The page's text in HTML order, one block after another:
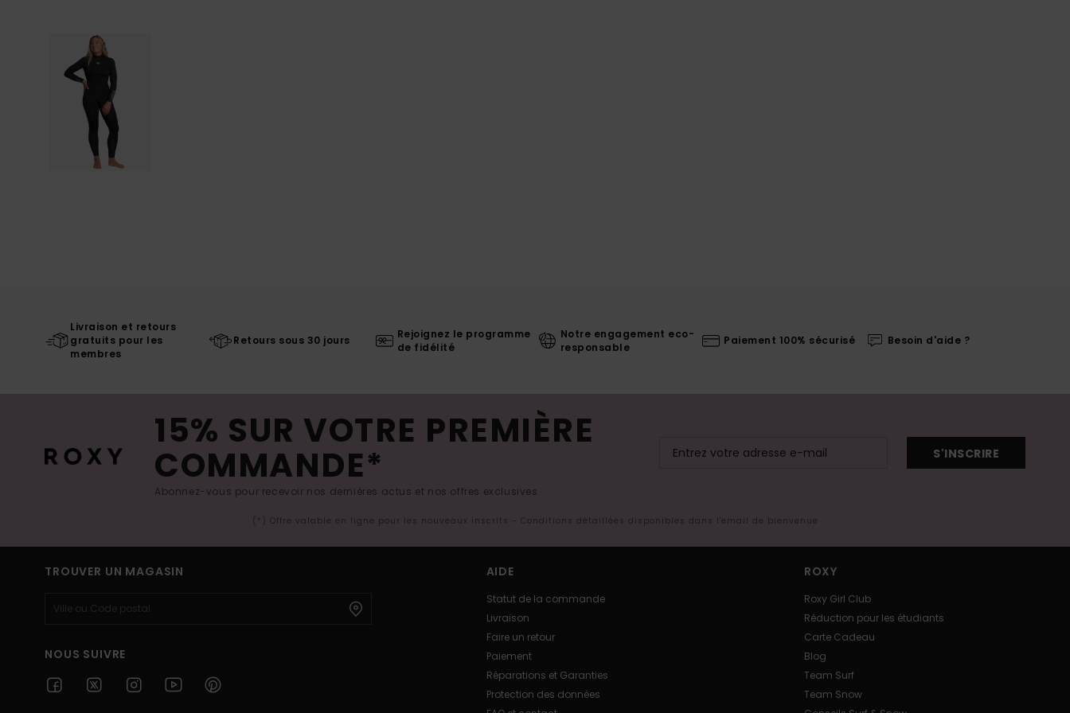
Livraison et retours
gratuits pour les
membres
Retours sous 30 jours
Rejoignez le programme
de fidélité
Notre engagement eco-
responsable
Paiement 100% sécurisé Besoin d'aide ?
15% SUR VOTRE PREMIÈRE
COMMANDE*
Abonnez-vous pour recevoir nos dernières actus et nos offres exclusives.
S'INSCRIRE
(*) Offre valable en ligne pour les nouveaux inscrits - Conditions détaillées disponibles dans l'email de bienvenue
TROUVER UN MAGASIN
NOUS SUIVRE
AIDE
Statut de la commande
Livraison
Faire un retour
Paiement
Réparations et Garanties
Protection des données
ROXY
Roxy Girl Club
Réduction pour les étudiants
Carte Cadeau
Blog
Team Surf
Team Snow